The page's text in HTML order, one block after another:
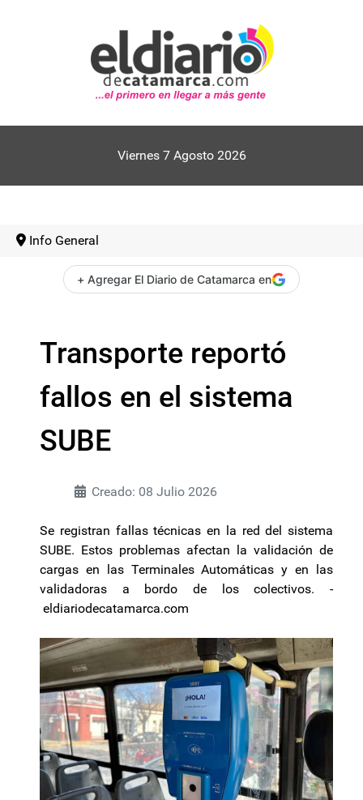
Viernes 7 Agosto 2026
Info General
+ Agregar El Diario de Catamarca en
Transporte reportó
fallos en el sistema
SUBE
Creado: 08 Julio 2026
Se registran fallas técnicas en la red del sistema
SUBE. Estos problemas afectan la validación de
cargas en las Terminales Automáticas y en las
validadoras a bordo de los colectivos. -
eldiariodecatamarca.com